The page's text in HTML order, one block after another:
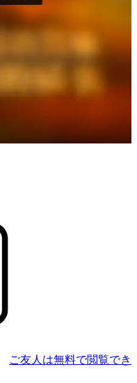
ご友人は無料で閲覧でき